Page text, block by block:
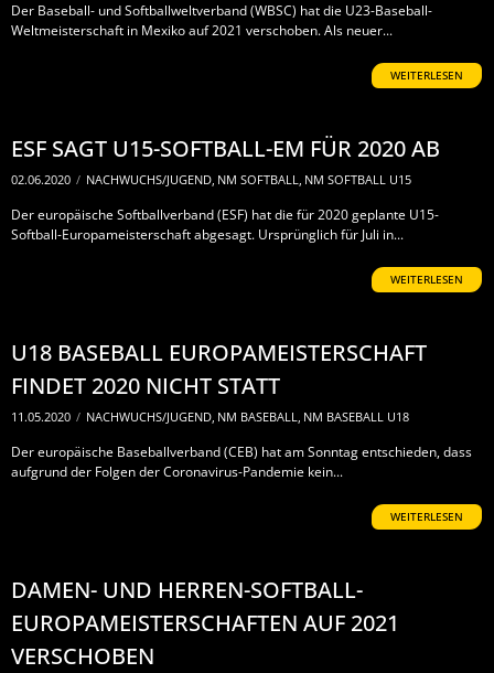
Der Baseball- und Softballweltverband (WBSC) hat die U23-Baseball-
Weltmeisterschaft in Mexiko auf 2021 verschoben. Als neuer...
WEITERLESEN
ESF SAGT U15-SOFTBALL-EM FÜR 2020 AB
02.06.2020 / NACHWUCHS/JUGEND, NM SOFTBALL, NM SOFTBALL U15
Der europäische Softballverband (ESF) hat die für 2020 geplante U15-
Softball-Europameisterschaft abgesagt. Ursprünglich für Juli in...
WEITERLESEN
U18 BASEBALL EUROPAMEISTERSCHAFT
FINDET 2020 NICHT STATT
11.05.2020 / NACHWUCHS/JUGEND, NM BASEBALL, NM BASEBALL U18
Der europäische Baseballverband (CEB) hat am Sonntag entschieden, dass
aufgrund der Folgen der Coronavirus-Pandemie kein...
WEITERLESEN
DAMEN- UND HERREN-SOFTBALL-
EUROPAMEISTERSCHAFTEN AUF 2021
VERSCHOBEN